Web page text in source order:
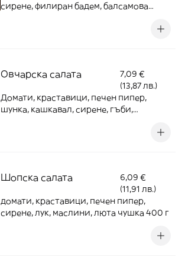
сирене, филиран бадем, балсамова
Овчарска салата
7,09 €
(13,87 лв.)
Домати, краставици, печен пипер,
шунка, кашкавал, сирене, гъби,
Шопска салата
6,09 €
(11,91 лв.)
домати, краставици, печен пипер,
сирене, лук, маслини, люта чушка 400 г